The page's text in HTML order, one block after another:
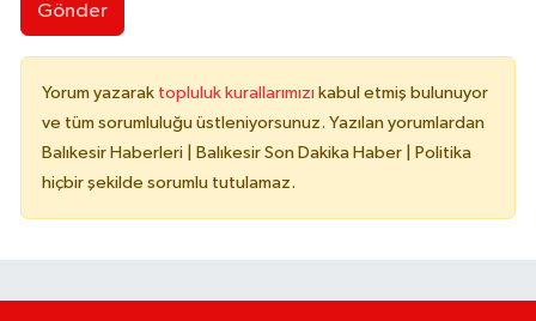
Gönder
Yorum yazarak topluluk kurallarımızı kabul etmiş bulunuyor
ve tüm sorumluluğu üstleniyorsunuz. Yazılan yorumlardan
Balıkesir Haberleri | Balıkesir Son Dakika Haber | Politika
hiçbir şekilde sorumlu tutulamaz.